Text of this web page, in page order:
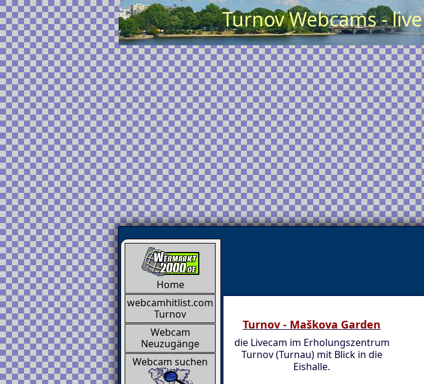
Turnov Webcams -
Home
webcamhitlist.com
Turnov
Webcam
Neuzugänge
Webcam suchen
Turnov - Maškova Garden
die Livecam im Erholungszentrum
Turnov (Turnau) mit Blick in die
Eishalle.